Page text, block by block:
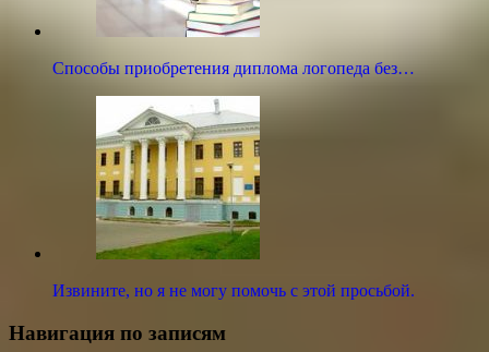
Способы приобретения диплома логопеда без…
Извините, но я не могу помочь с этой просьбой.
Навигация по записям